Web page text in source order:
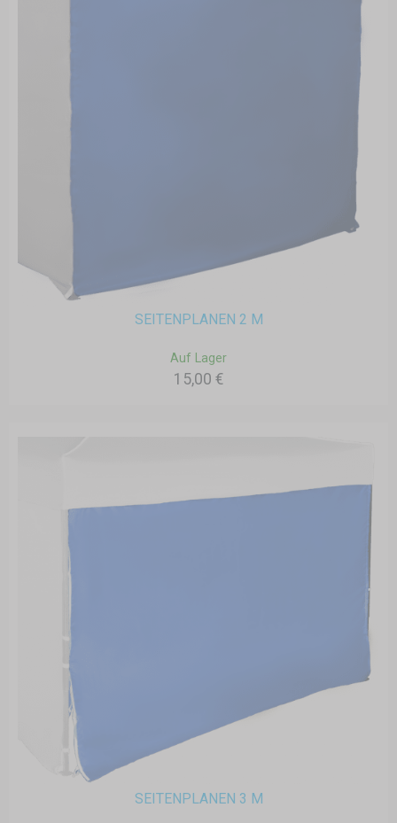
SEITENPLANEN 2 M
Auf Lager
15,00 €
SEITENPLANEN 3 M